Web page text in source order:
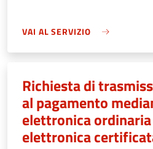
VAI AL SERVIZIO
Richiesta di
al pagamento
elettronica
elettronica